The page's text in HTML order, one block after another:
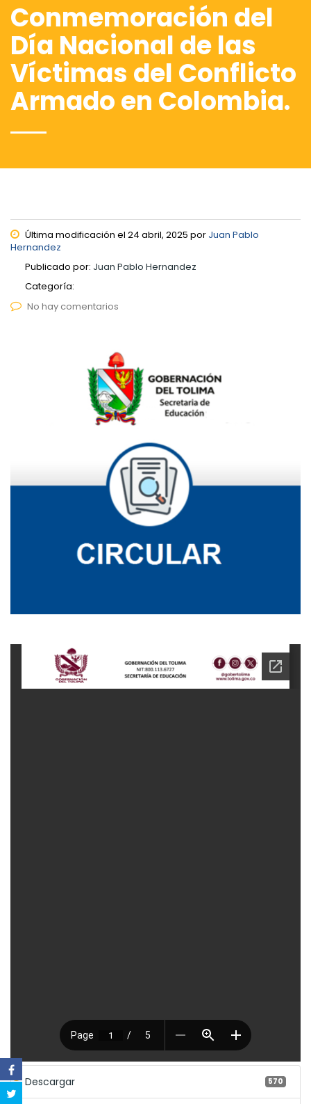
Conmemoración del
Día Nacional de las
Víctimas del Conflicto
Armado en Colombia.
Última modificación el 24 abril, 2025 por Juan Pablo
Hernandez
Publicado por: Juan Pablo Hernandez
Categoría:
No hay comentarios
Descargar 570